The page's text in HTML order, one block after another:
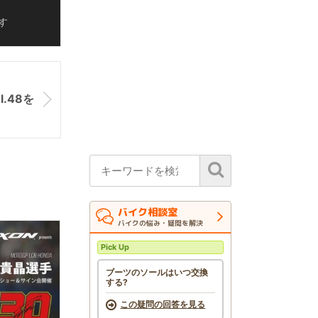
を
バイク相談室
バイクの悩み・疑問を解決
Pick Up
ブーツのソールはいつ交換
する?
この疑問の回答を見る